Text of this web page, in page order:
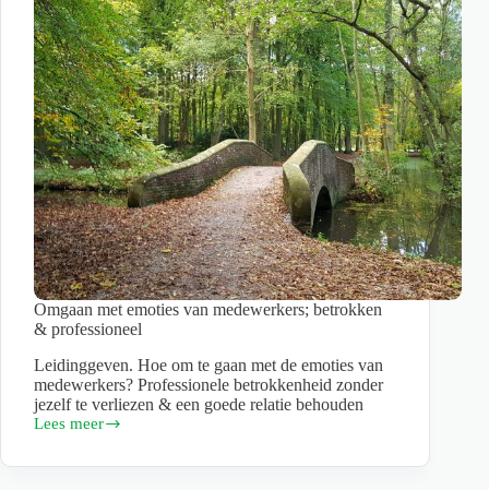
Omgaan met emoties van medewerkers; betrokken
& professioneel
Leidinggeven. Hoe om te gaan met de emoties van
medewerkers? Professionele betrokkenheid zonder
jezelf te verliezen & een goede relatie behouden
Lees meer
Omgaan
emoties